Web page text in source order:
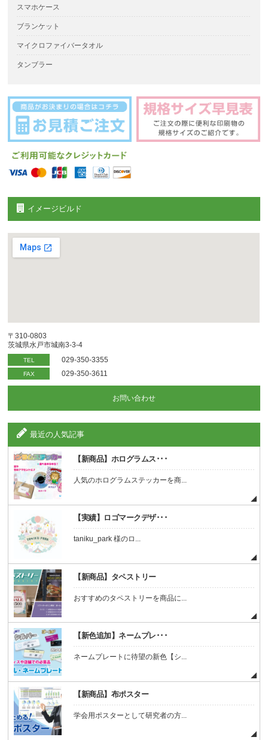
スマホケース
ブランケット
マイクロファイバータオル
タンブラー
イメージビルド
〒310-0803
茨城県水戸市城南3-3-4
TEL 029-350-3355
FAX 029-350-3611
お問い合わせ
最近の人気記事
【新商品】ホログラムス･･･
人気のホログラムステッカーを商...
【実績】ロゴマークデザ･･･
taniku_park 様のロ...
【新商品】タペストリー
おすすめのタペストリーを商品に...
【新色追加】ネームプレ･･･
ネームプレートに待望の新色【シ...
【新商品】布ポスター
学会用ポスターとして研究者の方...